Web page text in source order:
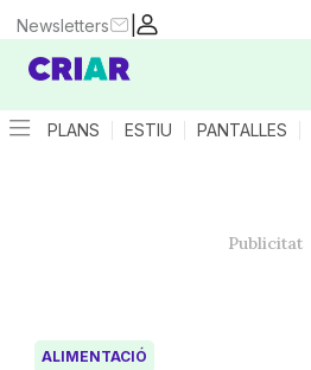
|
Newsletters
PLANS ESTIU PANTALLES
ALIMENTACIÓ